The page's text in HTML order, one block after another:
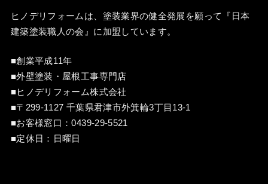
ヒノデリフォームは、塗装業界の健全発展を願って『 日本
建築塗装職人の会 』に加盟しています。
■創業平成11年
■外壁塗装・屋根工事専門店
■ヒノデリフォーム株式会社
■〒299-1127 千葉県君津市外箕輪3丁目13-1
■お客様窓口：0439-29-5521
■定休日：日曜日